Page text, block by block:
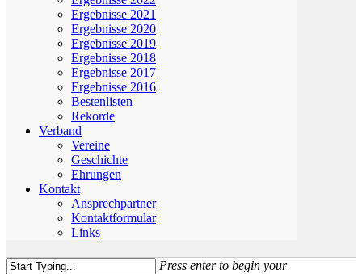
Ergebnisse 2021
Ergebnisse 2020
Ergebnisse 2019
Ergebnisse 2018
Ergebnisse 2017
Ergebnisse 2016
Bestenlisten
Rekorde
Verband
Vereine
Geschichte
Ehrungen
Kontakt
Ansprechpartner
Kontaktformular
Links
Press enter to begin your